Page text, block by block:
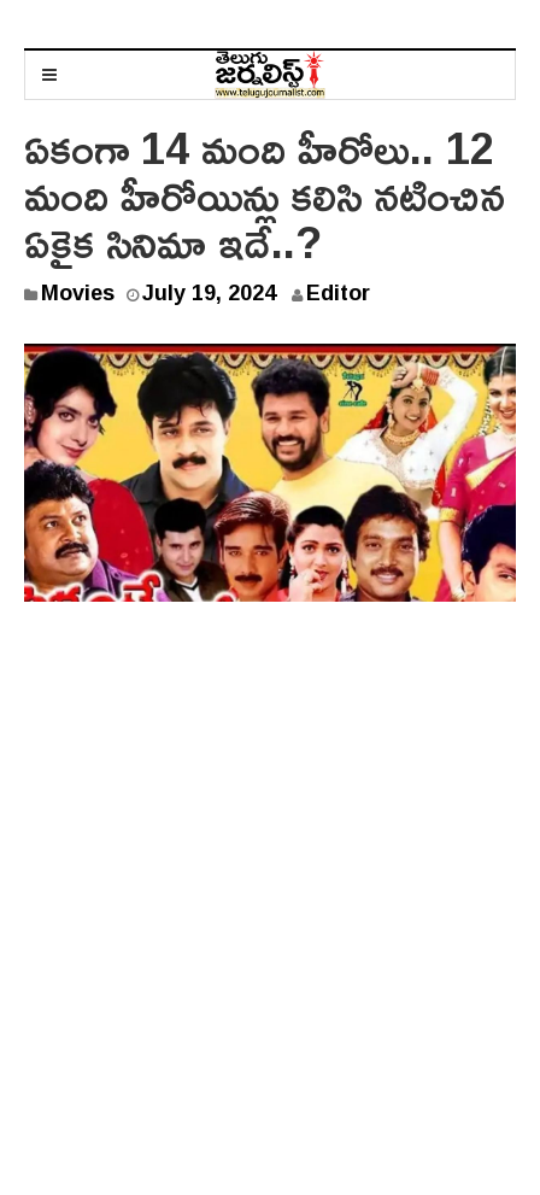
ఏకంగా 14 మంది హీరోలు.. 12
మంది హీరోయిన్లు కలిసి నటించిన
ఏకైక సినిమా ఇదే..?
Movies July 19, 2024 Editor